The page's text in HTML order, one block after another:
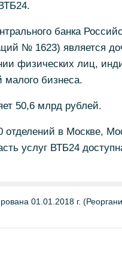
банка
№ 1623) является
физических лиц,
малого бизнеса.
50,6 млрд рублей.
в Москве,
услуг ВТБ24
01.01.2018 г.